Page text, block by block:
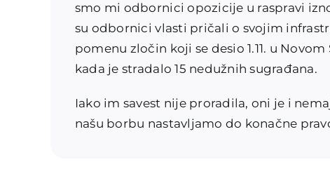
smo mi odbornici opozicije u raspravi
su odbornici vlasti pričali o svojim
pomenu zločin koji se desio 1.11. u
kada je stradalo 15 nedužnih sugrađana.
Iako im savest nije proradila, oni je i
našu borbu nastavljamo do konačne